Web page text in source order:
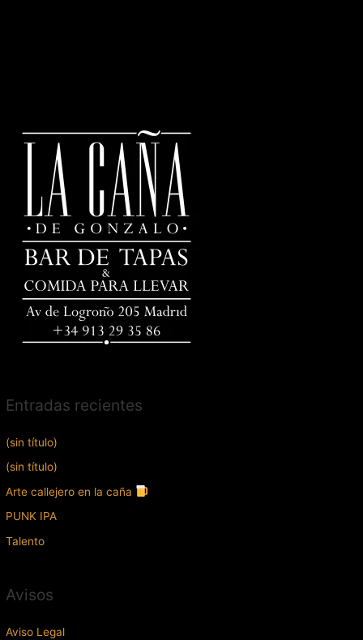
Entradas recientes
(sin título)
(sin título)
Arte callejero en la caña
PUNK IPA
Talento
Avisos
Aviso Legal